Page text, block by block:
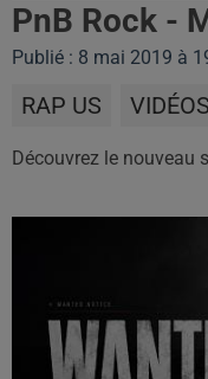
PnB Rock -
Publié : 8 mai 2019 à
RAP US VIDÉOS
Découvrez le nouveau